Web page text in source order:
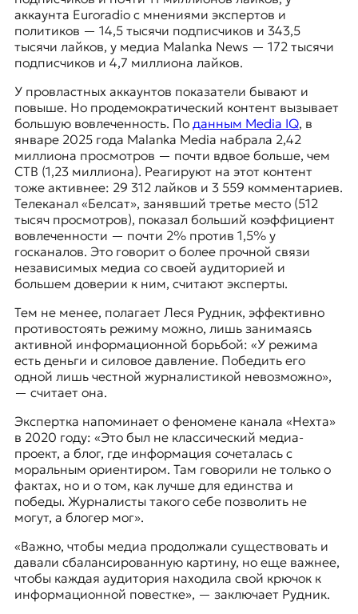
аккаунта Euroradio с мнениями экспертов и
политиков — 14,5 тысячи подписчиков и 343,5
тысячи лайков, у медиа Malanka News — 172 тысячи
подписчиков и 4,7 миллиона лайков.
У провластных аккаунтов показатели бывают и
повыше. Но продемократический контент вызывает
большую вовлеченность. По данным Media IQ, в
январе 2025 года Malanka Media набрала 2,42
миллиона просмотров — почти вдвое больше, чем
СТВ (1,23 миллиона). Реагируют на этот контент
тоже активнее: 29 312 лайков и 3 559 комментариев.
Телеканал «Белсат», занявший третье место (512
тысяч просмотров), показал больший коэффициент
вовлеченности — почти 2% против 1,5% у
госканалов. Это говорит о более прочной связи
независимых медиа со своей аудиторией и
большем доверии к ним, считают эксперты.
Тем не менее, полагает Леся Рудник, эффективно
противостоять режиму можно, лишь занимаясь
активной информационной борьбой: «У режима
есть деньги и силовое давление. Победить его
одной лишь честной журналистикой невозможно»,
— считает она.
Экспертка напоминает о феномене канала «Нехта»
в 2020 году: «Это был не классический медиа-
проект, а блог, где информация сочеталась с
моральным ориентиром. Там говорили не только о
фактах, но и о том, как лучше для единства и
победы. Журналисты такого себе позволить не
могут, а блогер мог».
«Важно, чтобы медиа продолжали существовать и
давали сбалансированную картину, но еще важнее,
чтобы каждая аудитория находила свой крючок к
информационной повестке», — заключает Рудник.